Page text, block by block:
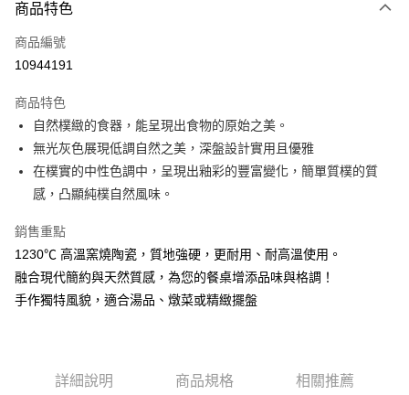
信用卡一次付款
超商取貨付款
街口支付
悠遊付
AFTEE先享後付
【關於「AFTEE先享後付」】
AFTEE先享後付是「在收到商品之後才付款」的支付方式。 讓您購物簡單
便利好安心！
１．簡單：不需註冊會員、不需綁卡、不需儲值。
２．便利：只要手機號碼，簡訊認證，即可結帳。
結帳頁面，進行簡訊認證並確認金額後，即可完成結帳。
ATM付款
7-11取貨付款
商品特色
商品編號
10944191
商品特色
自然樸緻的食器，能呈現出食物的原始之美。
無光灰色展現低調自然之美，深盤設計實用且優雅
在樸實的中性色調中，呈現出釉彩的豐富變化，簡單質樸的質
感，凸顯純樸自然風味。
銷售重點
1230℃ 高溫窯燒陶瓷，質地強硬，更耐用、耐高溫使用。
融合現代簡約與天然質感，為您的餐桌增添品味與格調！
手作獨特風貌，適合湯品、燉菜或精緻擺盤
詳細說明 商品規格 相關推薦